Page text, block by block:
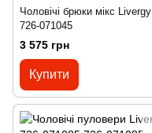
Чоловічі брюки мікс Livergy
726-071045
3 575 грн
Купити